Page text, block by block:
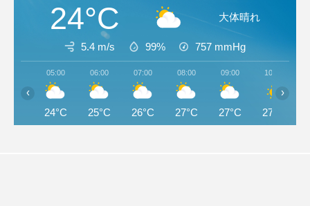
24°C 大体晴れ
5.4 m/s 99% 757 mmHg
05:00
24°C
06:00
25°C
07:00
26°C
08:00
27°C
09:00
27°C
10:00
27°C
‹ ›